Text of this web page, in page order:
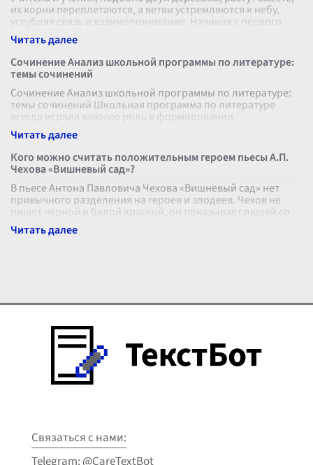
их корни переплетаются, а ветви устремляются к небу,
углубляя связь и взаимопонимание. Начиная с первого
шага учебного путеш
Сочинение Анализ школьной программы по литературе:
темы сочинений
Сочинение Анализ школьной программы по литературе:
темы сочинений Школьная программа по литературе
всегда играла важную роль в формировании
мировоззрения и культурного уровня подр
Кого можно считать положительным героем пьесы А.П.
Чехова «Вишневый сад»?
В пьесе Антона Павловича Чехова «Вишневый сад» нет
привычного разделения на героев и злодеев. Чехов не
пишет черной и белой краской, он показывает людей со
всеми их слабостями, стр
Связаться с нами:
Telegram: @CareTextBot